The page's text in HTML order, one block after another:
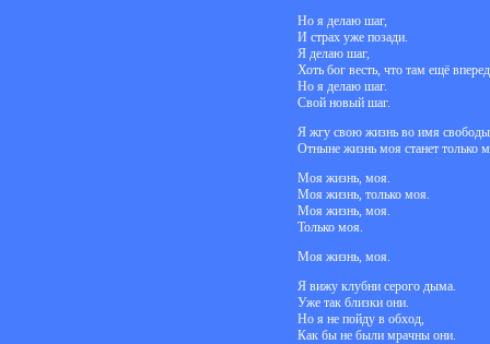
Но я делаю шаг,
И страх уже позади.
Я делаю шаг,
Хоть бог весть, что там ещё
Но я делаю шаг.
Свой новый шаг.
Я жгу свою жизнь во имя
Отныне жизнь моя станет только
Моя жизнь, моя.
Моя жизнь, только моя.
Моя жизнь, моя.
Только моя.
Моя жизнь, моя.
Я вижу клубни серого дыма.
Уже так близки они.
Но я не пойду в обход,
Как бы не были мрачны они.